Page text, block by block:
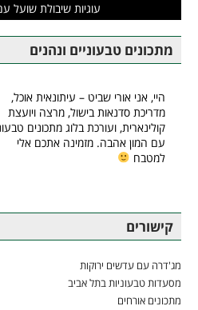
עוגיות שיבולת שועל
מתכונים טבעוניים ונהנים
היי, אני אורי שביט – עיתונאית אוכל,
מדריכת סדנאות בישול, מרצה ויועצת
קולינארית, ועורכת בלוג מתכונים
עם המון אהבה. מזמינה אתכם אלי
למטבח
קישורים
מג'דרה עם עדשים ירוקות
מסעדות טבעוניות בתל אביב
מתכונים אורחים